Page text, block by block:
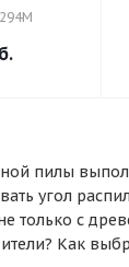
пилы
угол
только с
Как